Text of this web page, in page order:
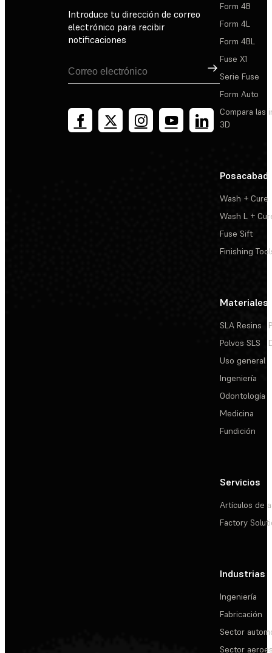
Introduce tu dirección de correo
electrónico para recibir
notificaciones
Suscribirse
Form 4B
Form 4L
Form 4BL
Fuse X1
Serie Fuse
Form Auto
Compara las
3D
Wash + Cure
Wash L +
Fuse Sift
Finishing
Materiales
SLA Resins
Polvos SLS
Uso general
Ingeniería
Odontología
Medicina
Fundición
Servicios
Artículos de
Factory
Industrias
Ingeniería
Fabricación
Sector
Sector